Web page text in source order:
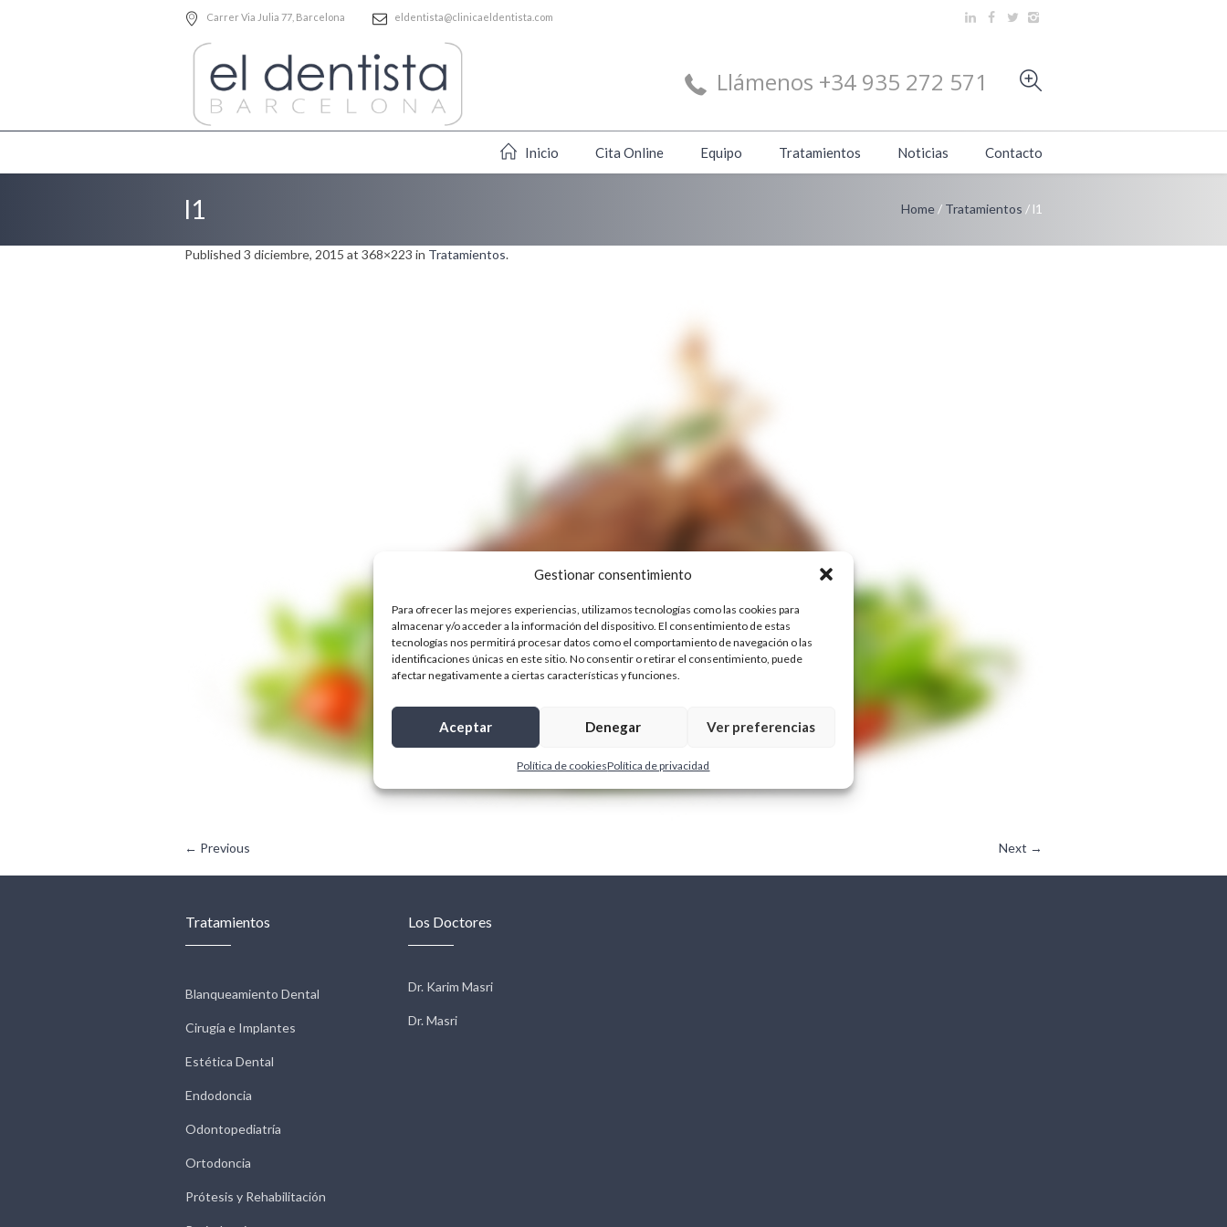
Gestionar consentimiento
Para ofrecer las mejores experiencias, utilizamos tecnologías como las cookies para
almacenar y/o acceder a la información del dispositivo. El consentimiento de estas
tecnologías nos permitirá procesar datos como el comportamiento de navegación o las
identificaciones únicas en este sitio. No consentir o retirar el consentimiento, puede
afectar negativamente a ciertas características y funciones.
Aceptar Denegar Ver preferencias
Política de cookiesPolítica de privacidad
Carrer Via Julia 77 , Barcelona eldentista@clinicaeldentista.com
Llámenos +34 935 272 571
Inicio Cita Online Equipo Tratamientos Noticias Contacto
l1 Home / Tratamientos / l1
Published 3 diciembre, 2015 at 368×223 in Tratamientos.
← Previous Next →
Tratamientos
Blanqueamiento Dental
Cirugía e Implantes
Estética Dental
Endodoncia
Odontopediatría
Ortodoncia
Prótesis y Rehabilitación
Los Doctores
Dr. Karim Masri
Dr. Masri